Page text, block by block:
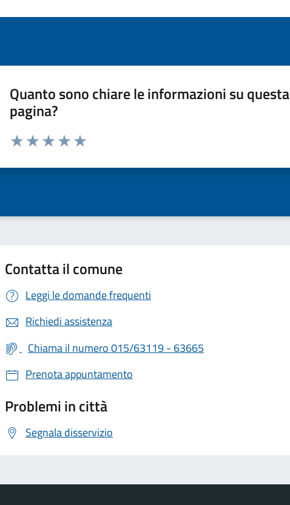
Quanto sono chiare le informazioni su questa
pagina?
Valuta da 1 a 5 stelle la pagina
Contatta il comune
Leggi le domande frequenti
Richiedi assistenza
Chiama il numero 015/63119 - 63665
Prenota appuntamento
Problemi in città
Segnala disservizio